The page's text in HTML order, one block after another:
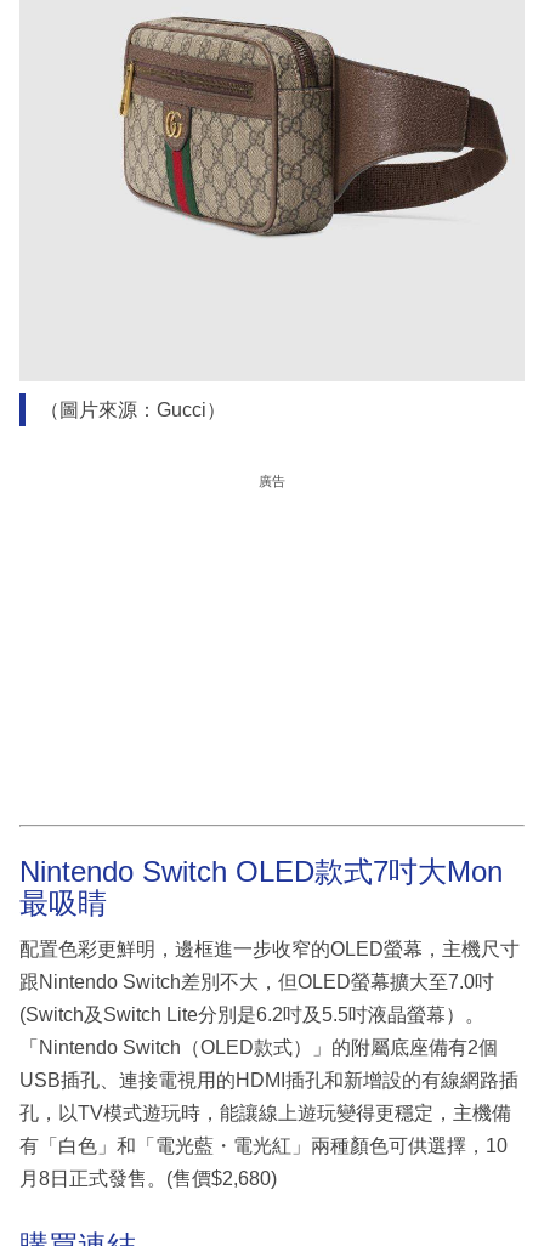
（圖片來源：Gucci）
廣告
Nintendo Switch OLED款式7吋大Mon
最吸睛
配置色彩更鮮明，邊框進一步收窄的OLED螢幕，主機尺寸
跟Nintendo Switch差別不大，但OLED螢幕擴大至7.0吋
(Switch及Switch Lite分別是6.2吋及5.5吋液晶螢幕）。
「Nintendo Switch（OLED款式）」的附屬底座備有2個
USB插孔、連接電視用的HDMI插孔和新增設的有線網路插
孔，以TV模式遊玩時，能讓線上遊玩變得更穩定，主機備
有「白色」和「電光藍・電光紅」兩種顏色可供選擇，10
月8日正式發售。(售價$2,680)